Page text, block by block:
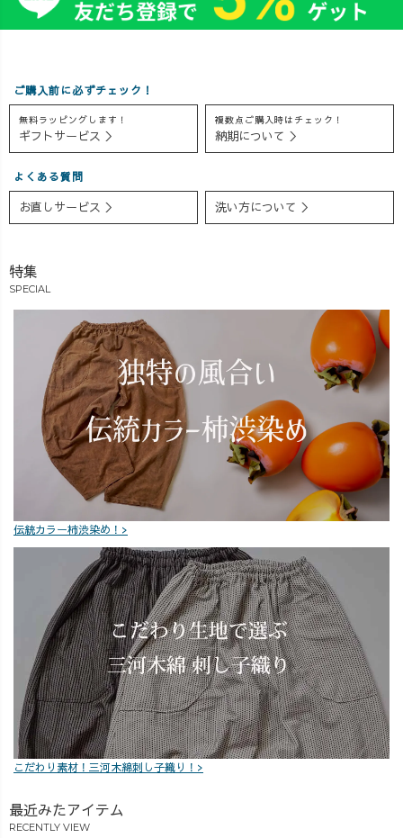
トレーナー ・プ
レーンキャンプ
- そして！インス
タライブでもち
らりと紹介しま
催いたします🔥
詳細をライブで
だいたのでぜひ
チェックしてみ
#uzuiro #秋先取
りコーデ #おす
すめコーデ
#uzuirolive #トレ
ーナー #シャツ
コーデ #ノーカ
ラーシャツ #キ
ャンプワークパ
ンツ #アウトド
アコーデ #ジャ
ンパースカート
#サルエルパンツ
#ハンツ #スタイ
リッシュ #大人
可愛い #楽ちん
コーデ #カジュ
アルコーデ #大
人カジュアルコ
ーデ #30代コー
デ #30代ファッ
ション #40代コ
ーデ #40代ファ
ファッション
#50代コーデ #デ
えコーデ #パン
ツコーデ
ヘア女子
人カジュアル#カ
ジュアルコーデ#
おすすめしたい
のが、名付けて
取り入れつつ、
重ね着などの工
スしました♪
春までググッと
🌿 #uzuiro #春
コーデ #春物コ
ーデ #2度おいし
い #大人カジュ
アル #ワンマイ
ルウェア #ワン
マイルコーデ #
大人シンプル #
体型カバーコー
デ #春色コーデ #
アラサーコーデ
ン #40代ファッ
ション #新春 #大
人可愛いコーデ
ご購入前に必ずチェック！
無料ラッピングします！
ギフトサービス ＞
複数点ご購入時はチェック！
納期について ＞
よくある質問
お直しサービス ＞ 洗い方について ＞
特集
SPECIAL
伝統カラー柿渋染め！>
こだわり素材！三河木綿刺し子織り！>
最近みたアイテム
RECENTLY VIEW